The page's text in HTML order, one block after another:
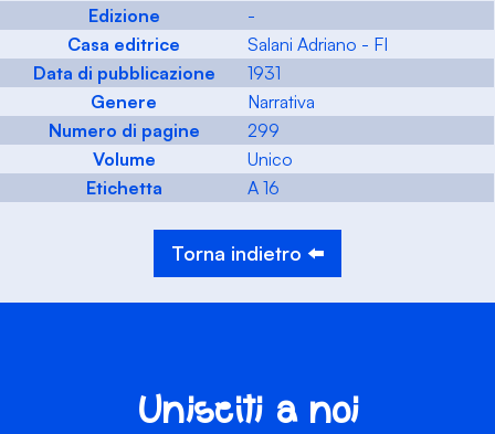
Edizione
-
Casa editrice
Salani Adriano - FI
Data di pubblicazione
1931
Genere
Narrativa
Numero di pagine
299
Volume
Unico
Etichetta
A 16
Torna indietro ⬅️
Unisciti a noi